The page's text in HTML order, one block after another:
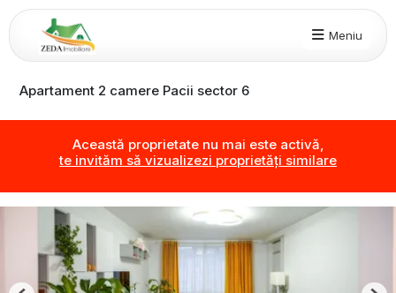
Meniu
Apartament 2 camere Pacii sector 6
Această proprietate nu mai este activă,
te invităm să vizualizezi proprietăți similare